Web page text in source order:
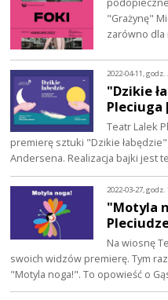
"Grażynę"
zarówno
2022-04-11, godz.
"Dzikie
Pleciuga
Teatr Lalek
premierę sztuki "Dzikie
Andersena. Realizacja bajki jest
2022-03-27, godz.
"Motyla
Na wiosnę
swoich widzów premierę. Tym
"Motyla noga!". To opowieść o